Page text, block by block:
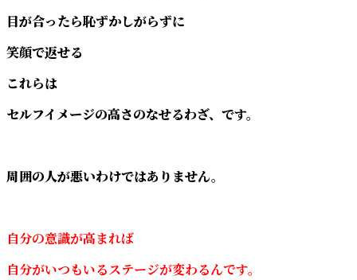
目が合ったら恥ずかしがらずに
笑顔で返せる
これらは
セルフイメージの高さのなせるわざ、です。
周囲の人が悪いわけではありません。
自分の意識が高まれば
自分がいつもいるステージが変わるんです。